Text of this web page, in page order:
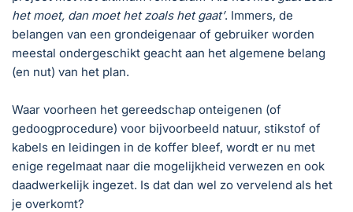
het moet, dan moet het zoals het gaat’. Immers, de
belangen van een grondeigenaar of gebruiker worden
meestal ondergeschikt geacht aan het algemene belang
(en nut) van het plan.
Waar voorheen het gereedschap onteigenen (of
gedoogprocedure) voor bijvoorbeeld natuur, stikstof of
kabels en leidingen in de koffer bleef, wordt er nu met
enige regelmaat naar die mogelijkheid verwezen en ook
daadwerkelijk ingezet. Is dat dan wel zo vervelend als het
je overkomt?